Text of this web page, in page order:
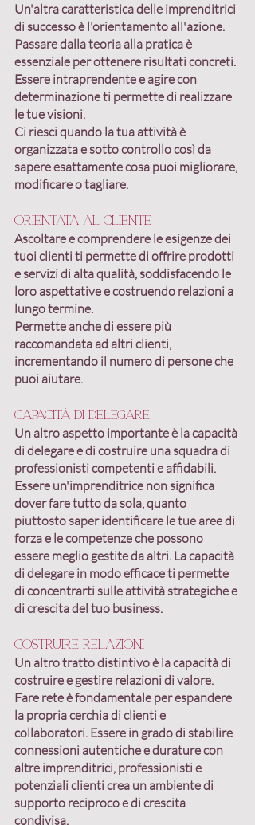
Un'altra caratteristica delle imprenditrici
di successo è l'orientamento all'azione.
Passare dalla teoria alla pratica è
essenziale per ottenere risultati concreti.
Essere intraprendente e agire con
determinazione ti permette di realizzare
le tue visioni.
Ci riesci quando la tua attività è
organizzata e sotto controllo così da
sapere esattamente cosa puoi migliorare,
modificare o tagliare.
Orientata al cliente
Ascoltare e comprendere le esigenze dei
tuoi clienti ti permette di offrire prodotti
e servizi di alta qualità, soddisfacendo le
loro aspettative e costruendo relazioni a
lungo termine.
Permette anche di essere più
raccomandata ad altri clienti,
incrementando il numero di persone che
puoi aiutare.
Capacità di delegare
Un altro aspetto importante è la capacità
di delegare e di costruire una squadra di
professionisti competenti e affidabili.
Essere un'imprenditrice non significa
dover fare tutto da sola, quanto
piuttosto saper identificare le tue aree di
forza e le competenze che possono
essere meglio gestite da altri. La capacità
di delegare in modo efficace ti permette
di concentrarti sulle attività strategiche e
di crescita del tuo business.
Costruire relazioni
Un altro tratto distintivo è la capacità di
costruire e gestire relazioni di valore.
Fare rete è fondamentale per espandere
la propria cerchia di clienti e
collaboratori. Essere in grado di stabilire
connessioni autentiche e durature con
altre imprenditrici, professionisti e
potenziali clienti crea un ambiente di
supporto reciproco e di crescita
condivisa.